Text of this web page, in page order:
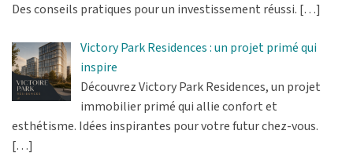
Des conseils pratiques pour un investissement réussi. […]
Victory Park Residences : un projet primé qui
inspire
Découvrez Victory Park Residences, un projet
immobilier primé qui allie confort et
esthétisme. Idées inspirantes pour votre futur chez-vous.
[…]